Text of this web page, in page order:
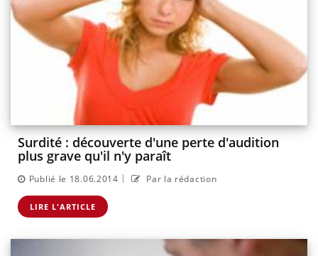
Surdité : découverte d'une perte d'audition
plus grave qu'il n'y paraît
Publié le 18.06.2014 | Par la rédaction
LIRE L'ARTICLE